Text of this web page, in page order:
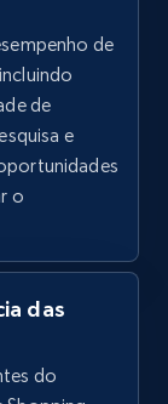
Initial
more.
agora
Initial
more.
agora
de
de
e
o
das
do